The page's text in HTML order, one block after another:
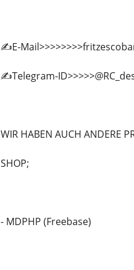
✍️E-
✍️Telegram-
WIR HABEN AUCH ANDERE
SHOP;
- MDPHP (Freebase)